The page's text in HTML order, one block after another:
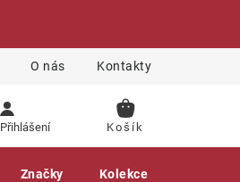
O nás Kontakty
Přihlášení
NÁKUPNÍ
Gastro produkty
Značky Kolekce